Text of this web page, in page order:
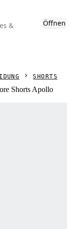
& Öffnen
SHORTS
Shorts Apollo